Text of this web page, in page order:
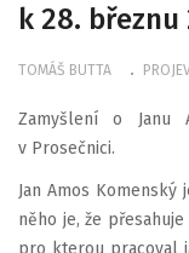
k 28. březnu
TOMÁŠ BUTTA
Zamyšlení o Janu
v Prosečnici.
Jan Amos
něho je, že